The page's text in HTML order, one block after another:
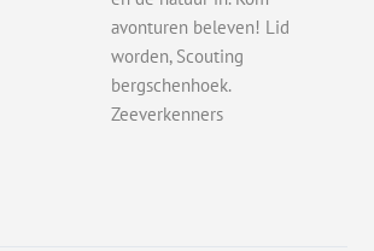
avonturen beleven! Lid
worden, Scouting
bergschenhoek.
Zeeverkenners